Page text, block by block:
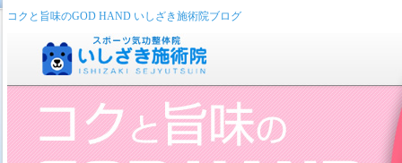
コクと旨味のGOD HAND いしざき施術院ブログ